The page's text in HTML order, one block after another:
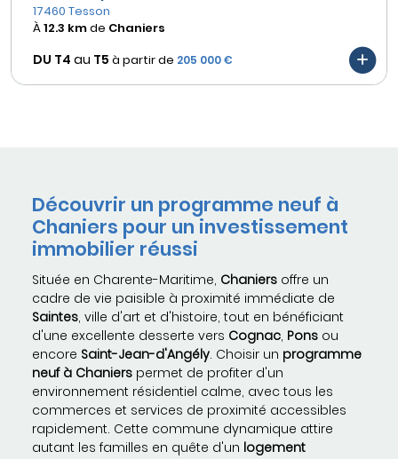
17460 Tesson
À12.3 kmde Chaniers
DU T4 au T5 à partir de 205 000 €
Découvrir un programme neuf à
Chaniers pour un investissement
immobilier réussi
Située en Charente-Maritime, Chaniers offre un
cadre de vie paisible à proximité immédiate de
Saintes, ville d'art et d'histoire, tout en bénéficiant
d'une excellente desserte vers Cognac, Pons ou
encore Saint-Jean-d'Angély. Choisir un programme
neuf à Chaniers permet de profiter d'un
environnement résidentiel calme, avec tous les
commerces et services de proximité accessibles
rapidement. Cette commune dynamique attire
autant les familles en quête d'un logement